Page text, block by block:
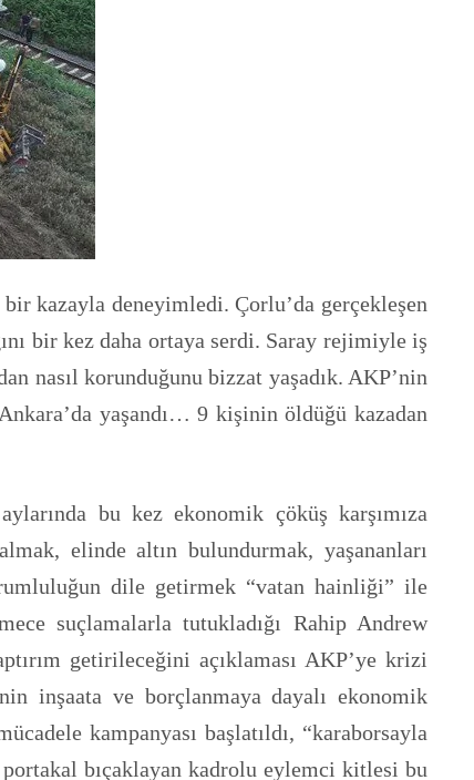
kazayla deneyimledi. Çorlu’da gerçekleşen
bir kez daha ortaya serdi. Saray rejimiyle iş
nasıl korunduğunu bizzat yaşadık. AKP’nin
yaşandı… 9 kişinin öldüğü kazadan
bu kez ekonomik çöküş karşımıza
elinde altın bulundurmak, yaşananları
dile getirmek “vatan hainliği” ile
suçlamalarla tutukladığı Rahip Andrew
getirileceğini açıklaması AKP’ye krizi
inşaata ve borçlanmaya dayalı ekonomik
kampanyası başlatıldı, “karaborsayla
bıçaklayan kadrolu eylemci kitlesi bu